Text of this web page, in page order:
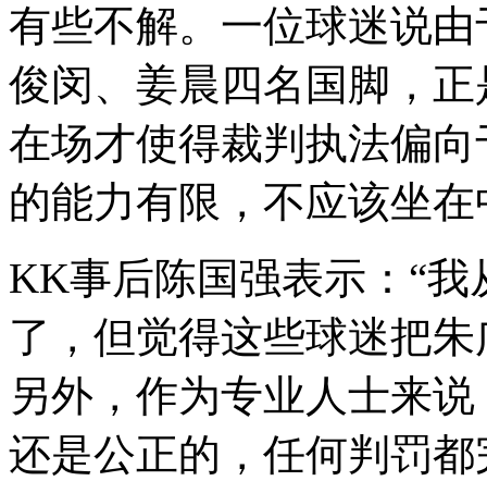
有些不解。一位球迷说
俊闵、姜晨四名国脚，
在场才使得裁判执法偏
的能力有限，不应该坐
KK事后陈国强表示：“
了，但觉得这些球迷把
另外，作为专业人士来
还是公正的，任何判罚